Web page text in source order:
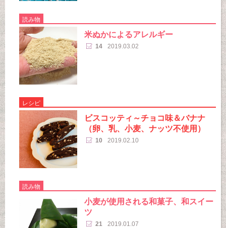
読み物
米ぬかによるアレルギー
14 2019.03.02
レシピ
ビスコッティ～チョコ味＆バナナ
（卵、乳、小麦、ナッツ不使用）
10 2019.02.10
読み物
小麦が使用される和菓子、和スイー
ツ
21 2019.01.07